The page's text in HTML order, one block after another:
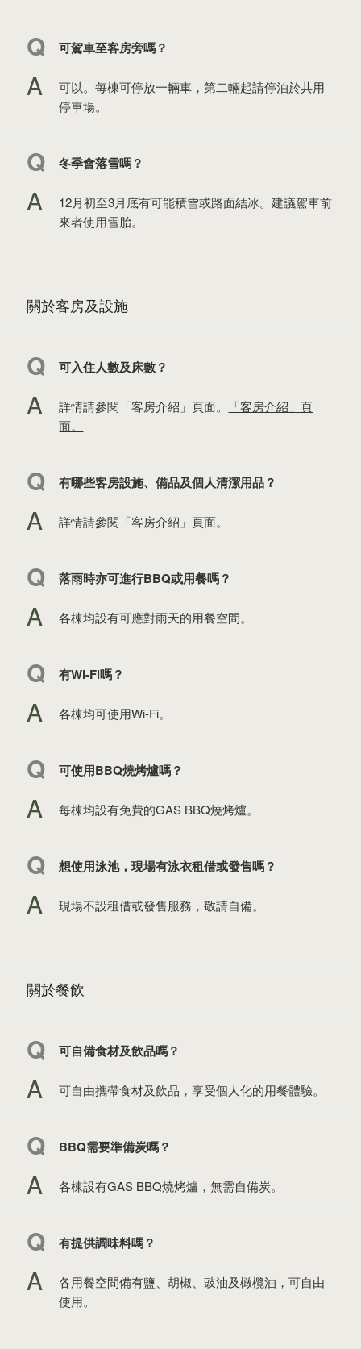
可駕車至客房旁嗎？
可以。每棟可停放一輛車，第二輛起請停泊於共用
停車場。
冬季會落雪嗎？
12月初至3月底有可能積雪或路面結冰。建議駕車前
來者使用雪胎。
關於客房及設施
可入住人數及床數？
詳情請參閱「客房介紹」頁面。
「客房介紹」頁
面。
有哪些客房設施、備品及個人清潔用品？
詳情請參閱「客房介紹」頁面。
落雨時亦可進行BBQ或用餐嗎？
各棟均設有可應對雨天的用餐空間。
有Wi-Fi嗎？
各棟均可使用Wi‑Fi。
可使用BBQ燒烤爐嗎？
每棟均設有免費的GAS BBQ燒烤爐。
想使用泳池，現場有泳衣租借或發售嗎？
現場不設租借或發售服務，敬請自備。
關於餐飲
可自備食材及飲品嗎？
可自由攜帶食材及飲品，享受個人化的用餐體驗。
BBQ需要準備炭嗎？
各棟設有GAS BBQ燒烤爐，無需自備炭。
有提供調味料嗎？
各用餐空間備有鹽、胡椒、豉油及橄欖油，可自由
使用。